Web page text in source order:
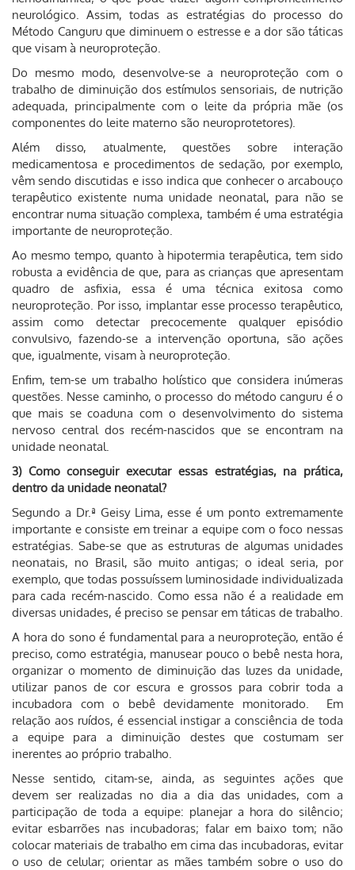
neurológico. Assim, todas as estratégias do processo do
Método Canguru que diminuem o estresse e a dor são táticas
que visam à neuroproteção.
Do mesmo modo, desenvolve-se a neuroproteção com o
trabalho de diminuição dos estímulos sensoriais, de nutrição
adequada, principalmente com o leite da própria mãe (os
componentes do leite materno são neuroprotetores).
Além disso, atualmente, questões sobre interação
medicamentosa e procedimentos de sedação, por exemplo,
vêm sendo discutidas e isso indica que conhecer o arcabouço
terapêutico existente numa unidade neonatal, para não se
encontrar numa situação complexa, também é uma estratégia
importante de neuroproteção.
Ao mesmo tempo, quanto à hipotermia terapêutica, tem sido
robusta a evidência de que, para as crianças que apresentam
quadro de asfixia, essa é uma técnica exitosa como
neuroproteção. Por isso, implantar esse processo terapêutico,
assim como detectar precocemente qualquer episódio
convulsivo, fazendo-se a intervenção oportuna, são ações
que, igualmente, visam à neuroproteção.
Enfim, tem-se um trabalho holístico que considera inúmeras
questões. Nesse caminho, o processo do método canguru é o
que mais se coaduna com o desenvolvimento do sistema
nervoso central dos recém-nascidos que se encontram na
unidade neonatal.
3) Como conseguir executar essas estratégias, na prática,
dentro da unidade neonatal?
Segundo a Dr.ª Geisy Lima, esse é um ponto extremamente
importante e consiste em treinar a equipe com o foco nessas
estratégias. Sabe-se que as estruturas de algumas unidades
neonatais, no Brasil, são muito antigas; o ideal seria, por
exemplo, que todas possuíssem luminosidade individualizada
para cada recém-nascido. Como essa não é a realidade em
diversas unidades, é preciso se pensar em táticas de trabalho.
A hora do sono é fundamental para a neuroproteção, então é
preciso, como estratégia, manusear pouco o bebê nesta hora,
organizar o momento de diminuição das luzes da unidade,
utilizar panos de cor escura e grossos para cobrir toda a
incubadora com o bebê devidamente monitorado. Em
relação aos ruídos, é essencial instigar a consciência de toda
a equipe para a diminuição destes que costumam ser
inerentes ao próprio trabalho.
Nesse sentido, citam-se, ainda, as seguintes ações que
devem ser realizadas no dia a dia das unidades, com a
participação de toda a equipe: planejar a hora do silêncio;
evitar esbarrões nas incubadoras; falar em baixo tom; não
colocar materiais de trabalho em cima das incubadoras, evitar
o uso de celular; orientar as mães também sobre o uso do